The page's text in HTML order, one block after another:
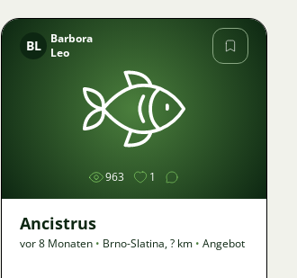
Bild
BL
Barbora
Leo
963 1
Ancistrus
vor 8 Monaten • Brno-Slatina,? km • Angebot